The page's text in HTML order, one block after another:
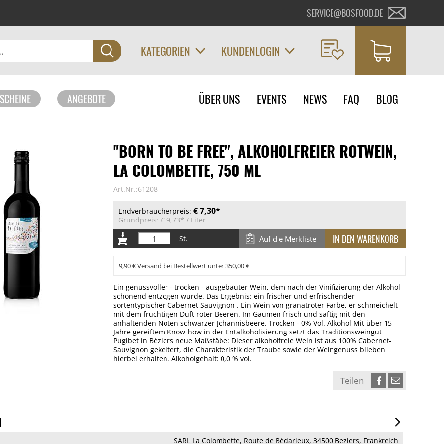
SERVICE@BOSFOOD.DE
KATEGORIEN KUNDENLOGIN
ANGEBOTE
Navigation
überspringen
ÜBER UNS EVENTS NEWS FAQ BLOG
"BORN TO BE FREE", ALKOHOLFREIER ROTWEIN,
LA COLOMBETTE, 750 ML
Art.Nr.:61208
Endverbraucherpreis: € 7,30*
Grundpreis: € 9,73* / Liter
St.
Auf die Merkliste
9,90 € Versand bei Bestellwert unter 350,00 €
Ein genussvoller - trocken - ausgebauter Wein, dem nach der Vinifizierung der Alkohol
schonend entzogen wurde. Das Ergebnis: ein frischer und erfrischender
sortentypischer Cabernet Sauvignon . Ein Wein von granatroter Farbe, er schmeichelt
mit dem fruchtigen Duft roter Beeren. Im Gaumen frisch und saftig mit den
anhaltenden Noten schwarzer Johannisbeere. Trocken - 0% Vol. Alkohol Mit über 15
Jahre gereiftem Know-how in der Entalkoholisierung setzt das Traditionsweingut
Pugibet in Béziers neue Maßstäbe: Dieser alkoholfreie Wein ist aus 100% Cabernet-
Sauvignon gekeltert, die Charakteristik der Traube sowie der Weingenuss blieben
hierbei erhalten. Alkoholgehalt: 0,0 % vol.
Teilen
SARL La Colombette, Route de Bédarieux, 34500 Beziers, Frankreich